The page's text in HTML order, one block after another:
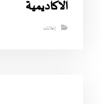
الاكاديمية
إعلانات